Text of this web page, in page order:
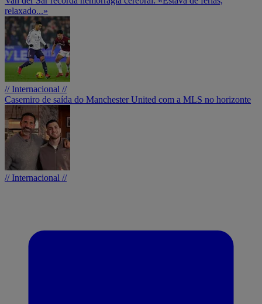
relaxado...»
// Internacional //
Casemiro de saída do Manchester United com a MLS no horizonte
// Internacional //